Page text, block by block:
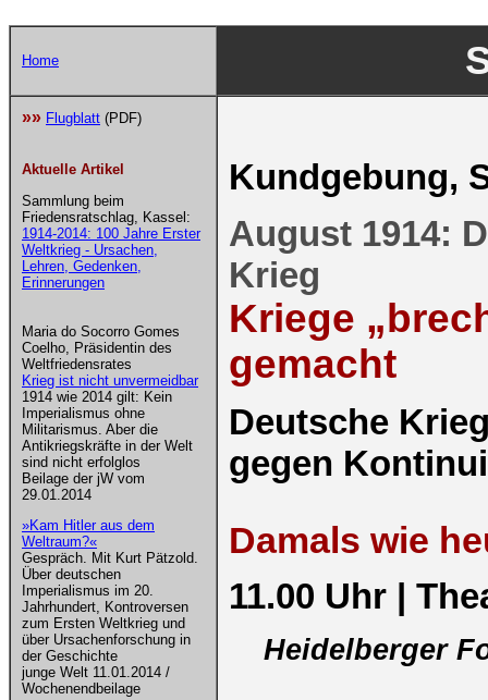
Home
»» Flugblatt (PDF)
Aktuelle Artikel
Sammlung beim
Friedensratschlag, Kassel:
1914-2014: 100 Jahre Erster
Weltkrieg - Ursachen,
Lehren, Gedenken,
Erinnerungen
Maria do Socorro Gomes
Coelho, Präsidentin des
Weltfriedensrates
Krieg ist nicht unvermeidbar
1914 wie 2014 gilt: Kein
Imperialismus ohne
Militarismus. Aber die
Antikriegskräfte in der Welt
sind nicht erfolglos
Beilage der jW vom
29.01.2014
»Kam Hitler aus dem
Weltraum?«
Gespräch. Mit Kurt Pätzold.
Über deutschen
Imperialismus im 20.
Jahrhundert, Kontroversen
zum Ersten Weltkrieg und
über Ursachenforschung in
der Geschichte
junge Welt 11.01.2014 /
Wochenendbeilage
Kundgebung,
August 1914:
Krieg
Kriege
gemacht
Deutsche
gegen
Damals wie
11.00 Uhr |
Heidelberger